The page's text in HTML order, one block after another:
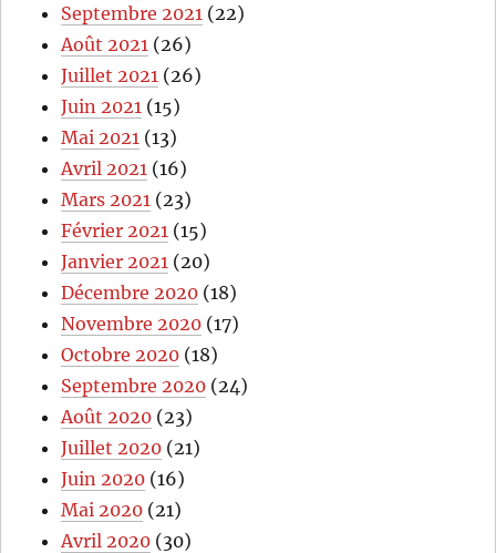
Septembre 2021 (22)
Août 2021 (26)
Juillet 2021 (26)
Juin 2021 (15)
Mai 2021 (13)
Avril 2021 (16)
Mars 2021 (23)
Février 2021 (15)
Janvier 2021 (20)
Décembre 2020 (18)
Novembre 2020 (17)
Octobre 2020 (18)
Septembre 2020 (24)
Août 2020 (23)
Juillet 2020 (21)
Juin 2020 (16)
Mai 2020 (21)
Avril 2020 (30)